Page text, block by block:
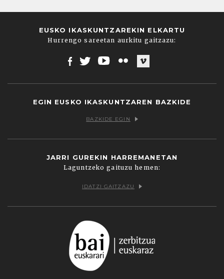
EUSKO IKASKUNTZAREKIN ELKARTU
Hurrengo sareetan aurkitu gaitzazu:
EGIN EUSKO IKASKUNTZAREN BAZKIDE
BAZKIDE EGIN
JARRI GUREKIN HARREMANETAN
Laguntzeko gaituzu hemen:
IDATZI GAITZAZU